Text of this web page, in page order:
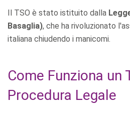
Il TSO è stato istituito dalla
Basaglia), che ha rivoluzionato
italiana chiudendo i manicomi.
Come Funziona un
Procedura Legale